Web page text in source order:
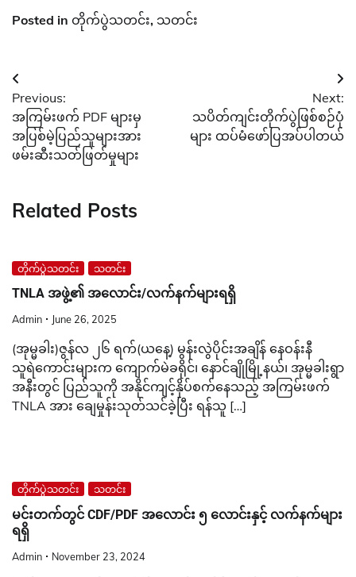
Posted in တိုက်ပွဲသတင်း, သတင်း
Post
navigation
Previous:
အကြမ်းဖက် PDF များမှ
အပြစ်မဲ့ပြည်သူများအား
ဖမ်းဆီးသတ်ဖြတ်မှုများ
Next:
သပိတ်ကျင်းတိုက်ပွဲဖြစ်စဉ်ပုံ
များ ထပ်မံဖော်ပြအပ်ပါတယ်
Related Posts
တိုက်ပွဲသတင်း သတင်း
TNLA အဖွဲ့၏ အလောင်း/လက်နက်များရရှိ
Admin June 26, 2025
(အုမ္မခါး)ဇွန်လ ၂၆ ရက်(ယနေ့) မွန်းလွဲပိုင်းအချိန် နေဝန်းနီ
သူရဲကောင်းများက ကျောက်မဲခရိုင်၊ နောင်ချိုမြို့နယ်၊ အုမ္မခါးရွာ
အနီးတွင် ပြည်သူကို အနိုင်ကျင့်နှိပ်စက်နေသည့် အကြမ်းဖက်
TNLA အား ချေမှုန်းသုတ်သင်ခဲ့ပြီး ရန်သူ […]
တိုက်ပွဲသတင်း သတင်း
မင်းတက်တွင် CDF/PDF အလောင်း ၅ လောင်းနှင့် လက်နက်များ
ရရှိ
Admin November 23, 2024